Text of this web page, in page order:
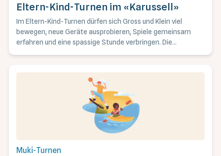
Eltern-Kind-Turnen im «Karussell»
Im Eltern-Kind-Turnen dürfen sich Gross und Klein viel
bewegen, neue Geräte ausprobieren, Spiele gemeinsam
erfahren und eine spassige Stunde verbringen. Die
Muki-Turnen